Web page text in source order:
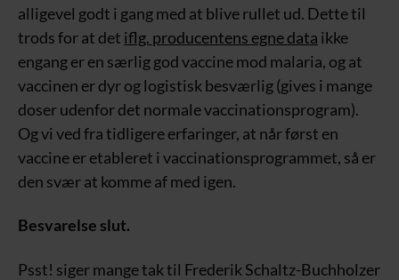
alligevel godt i gang med at blive rullet ud. Dette til
trods for at det iflg. producentens egne data ikke
engang er en særlig god vaccine mod malaria, og at
vaccinen er dyr og logistisk besværlig (gives i mange
doser udenfor det normale vaccinationsprogram).
Og vi ved fra tidligere erfaringer, at når først en
vaccine er etableret i vaccinationsprogrammet, så er
den svær at komme af med igen.
Besvarelse slut.
Psst! siger mange tak til Frederik Schaltz-Buchholzer